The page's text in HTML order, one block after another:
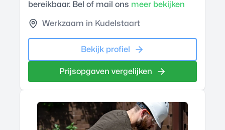
bereikbaar. Bel of mail ons meer bekijken
Werkzaam in Kudelstaart
Bekijk profiel
Prijsopgaven vergelijken